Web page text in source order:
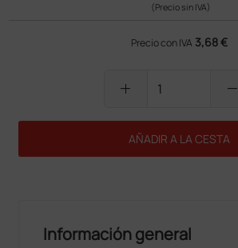
(Precio sin IVA)
Precio con IVA 3,68 €
add remove
AÑADIR A LA CESTA
Información general